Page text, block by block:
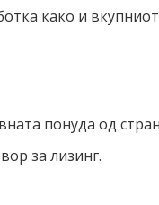
како и
понуда од
за лизинг.